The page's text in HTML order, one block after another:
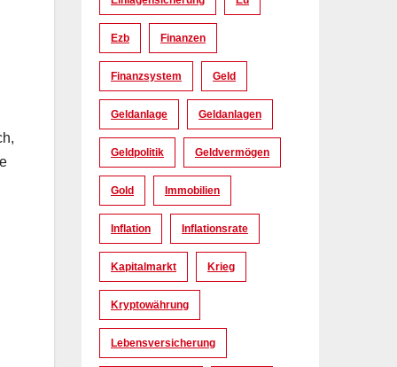
Ezb Finanzen
Finanzsystem Geld
Geldanlage Geldanlagen
Geldpolitik Geldvermögen
Gold Immobilien
Inflation Inflationsrate
Kapitalmarkt Krieg
Kryptowährung
Lebensversicherung